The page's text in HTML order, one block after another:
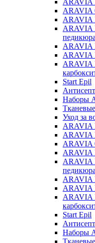
ARAVIA
ARAVIA
ARAVIA
ARAVIA
педикюра
ARAVIA
ARAVIA
ARAVIA
Start Epil
Наборы
Уход за
ARAVIA
ARAVIA
ARAVIA
ARAVIA
ARAVIA
педикюра
ARAVIA
ARAVIA
ARAVIA
Start Epil
Наборы